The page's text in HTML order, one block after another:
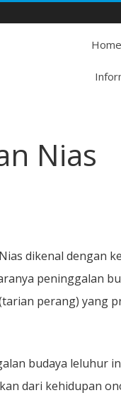
Home
Nias
dikenal dengan
peninggalan
perang) yang
budaya leluhur
dari kehidupan